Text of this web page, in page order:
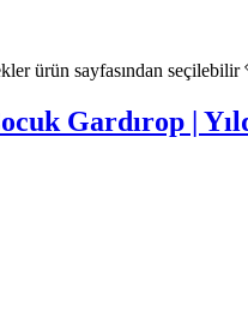
ürün sayfasından seçilebilir
Gardırop |